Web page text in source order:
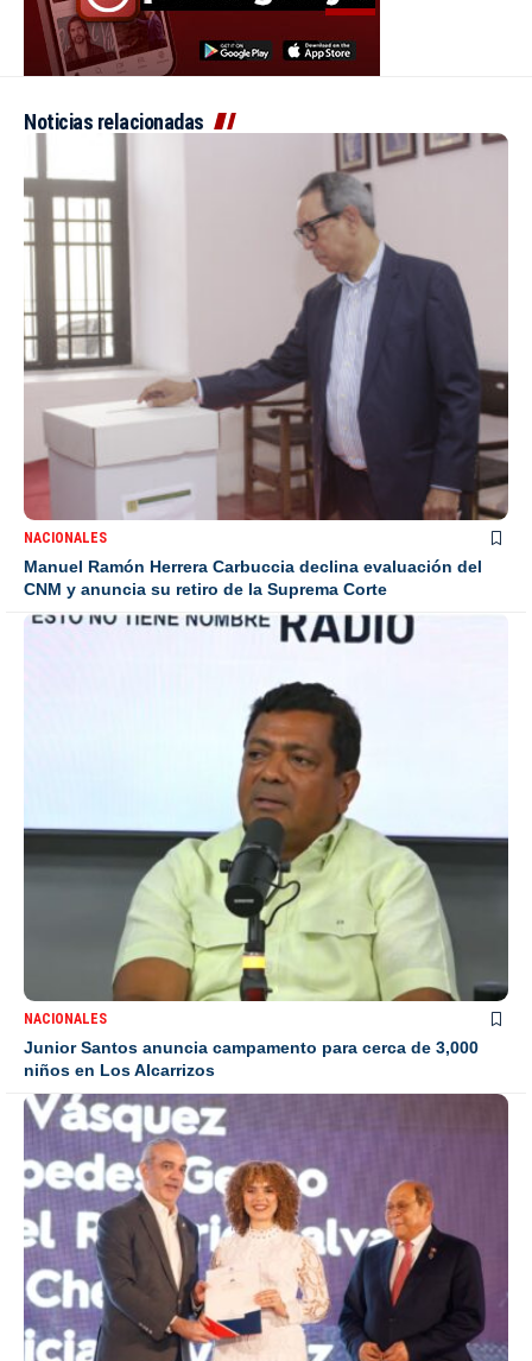
Noticias relacionadas
NACIONALES
Manuel Ramón Herrera Carbuccia declina evaluación del
CNM y anuncia su retiro de la Suprema Corte
NACIONALES
Junior Santos anuncia campamento para cerca de 3,000
niños en Los Alcarrizos